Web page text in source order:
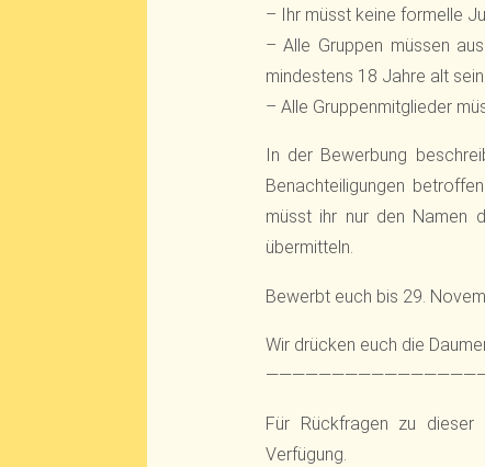
– Ihr müsst keine formelle
– Alle Gruppen müssen
mindestens 18 Jahre alt
– Alle Gruppenmitglieder
In der Bewerbung
Benachteiligungen
müsst ihr nur den Namen
übermitteln.
Bewerbt euch bis 29.
Wir drücken euch die
Für Rückfragen zu dieser
Verfügung.